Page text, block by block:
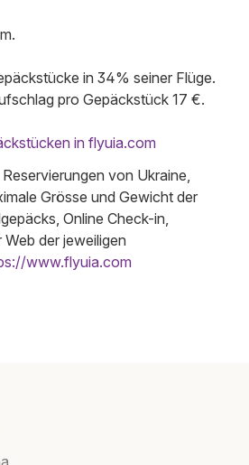
in 34% seiner Flüge.
pro Gepäckstück 17 €.
in flyuia.com
von Ukraine,
Grösse und Gewicht der
Online Check-in,
der jeweiligen
www.flyuia.com